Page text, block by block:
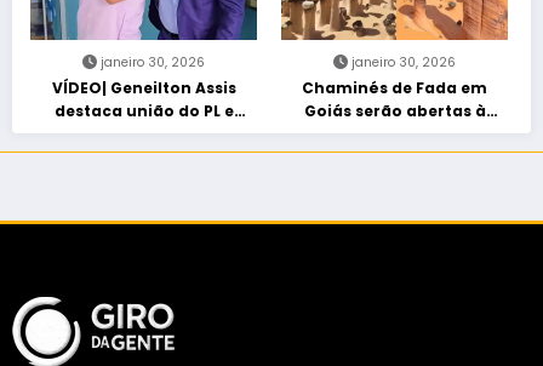
janeiro 30, 2026
VÍDEO| Geneilton Assis
destaca união do PL e
consolidação de apoio a
Maycon Tombini em Jataí
janeiro 30, 2026
Chaminés de Fada em
Goiás serão abertas à
visitação controlada